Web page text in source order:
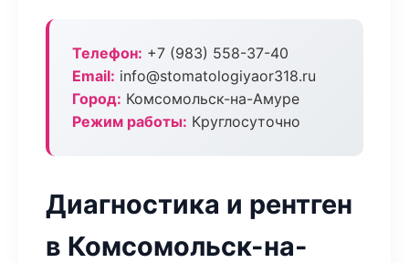
Телефон: +7 (983) 558-37-40
Email: info@stomatologiyaor318.ru
Город: Комсомольск-на-Амуре
Режим работы: Круглосуточно
Диагностика и рентген
в Комсомольск-на-